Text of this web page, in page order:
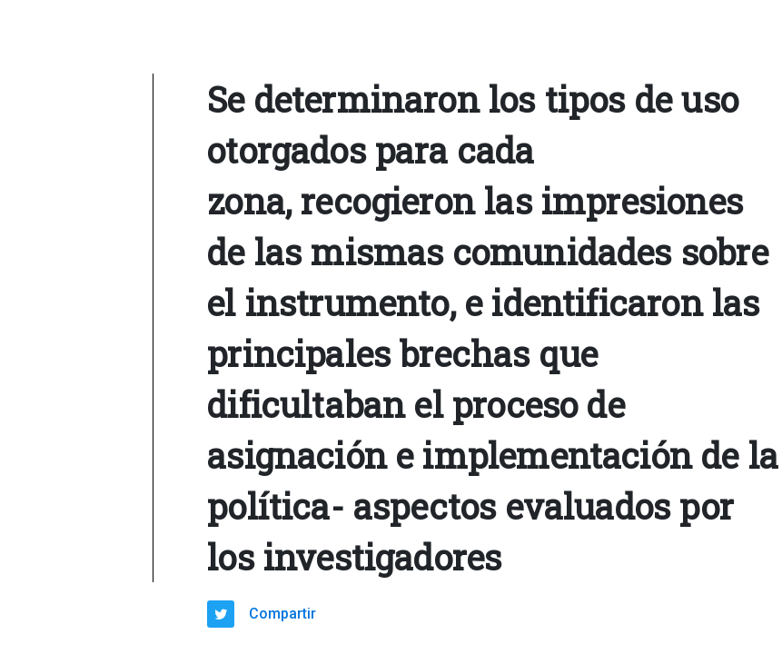
Se determinaron los tipos de uso
otorgados para cada
zona, recogieron las impresiones
de las mismas comunidades sobre
el instrumento, e identificaron las
principales brechas que
dificultaban el proceso de
asignación e implementación de la
política- aspectos evaluados por
los investigadores
Compartir